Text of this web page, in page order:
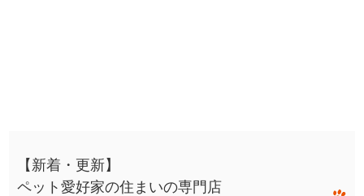
【新着・更新】
ペット愛好家の住まいの専門店